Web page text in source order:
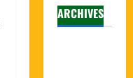
ARCHIVES